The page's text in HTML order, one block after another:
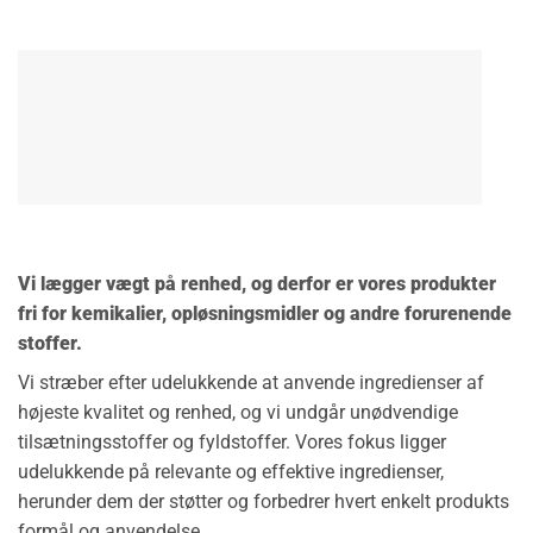
Vi lægger vægt på renhed, og derfor er vores produkter
fri for kemikalier, opløsningsmidler og andre forurenende
stoffer.
Vi stræber efter udelukkende at anvende ingredienser af
højeste kvalitet og renhed, og vi undgår unødvendige
tilsætningsstoffer og fyldstoffer. Vores fokus ligger
udelukkende på relevante og effektive ingredienser,
herunder dem der støtter og forbedrer hvert enkelt produkts